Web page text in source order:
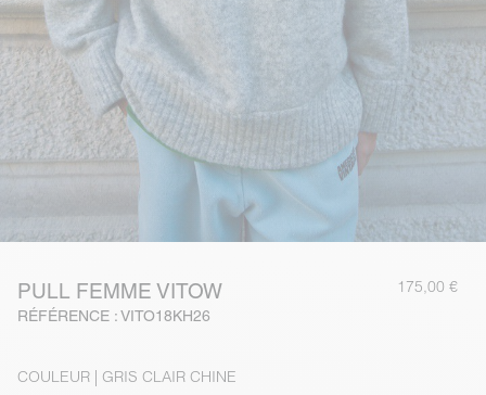
PULL FEMME VITOW
RÉFÉRENCE : VITO18KH26
175,00 €
COULEUR | GRIS CLAIR CHINE